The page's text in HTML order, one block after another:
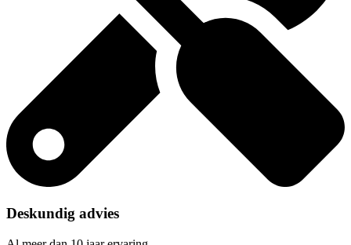
Deskundig advies